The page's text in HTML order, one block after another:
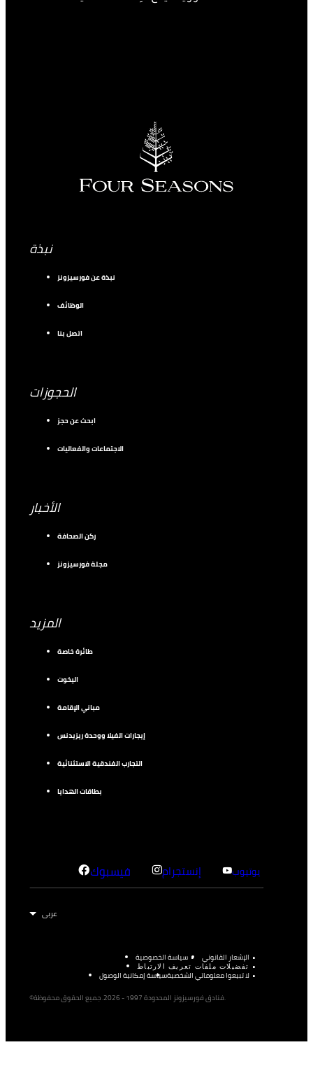
نبذة
نبذة عن فورسيزونز
الوظائف
اتصل بنا
الحجوزات
ابحث عن حجز
الاجتماعات والفعاليات
الأخبار
ركن الصحافة
مجلة فورسيزونز
المزيد
طائرة خاصة
اليخوت
مباني الإقامة
إيجارات الفيلا ووحدة ريزيدنس
التجارب الفندقية الاستثنائية
بطاقات الهدايا
فيسبوك إنستجرام يوتيوب
الإشعار القانوني سياسة الخصوصية
تفضيلات ملفات تعريف الارتباط
لا تبيعوا معلوماتي الشخصيةسياسة إمكانية الوصول
©فنادق فورسيزونز المحدودة 1997 - 2026. جميع الحقوق محفوظة.